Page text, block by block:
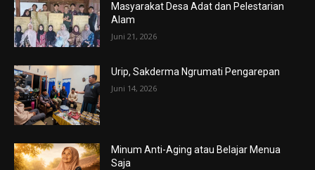
Masyarakat Desa Adat dan Pelestarian
Alam
Juni 21, 2026
Urip, Sakderma Ngrumati Pengarepan
Juni 14, 2026
Minum Anti-Aging atau Belajar Menua
Saja